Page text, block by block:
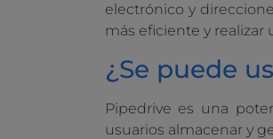
electrónico y
más eficiente y
¿Se puede
Pipedrive es una
usuarios almacenar y